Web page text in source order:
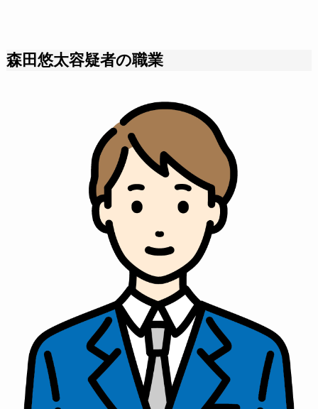
森田悠太容疑者の職業